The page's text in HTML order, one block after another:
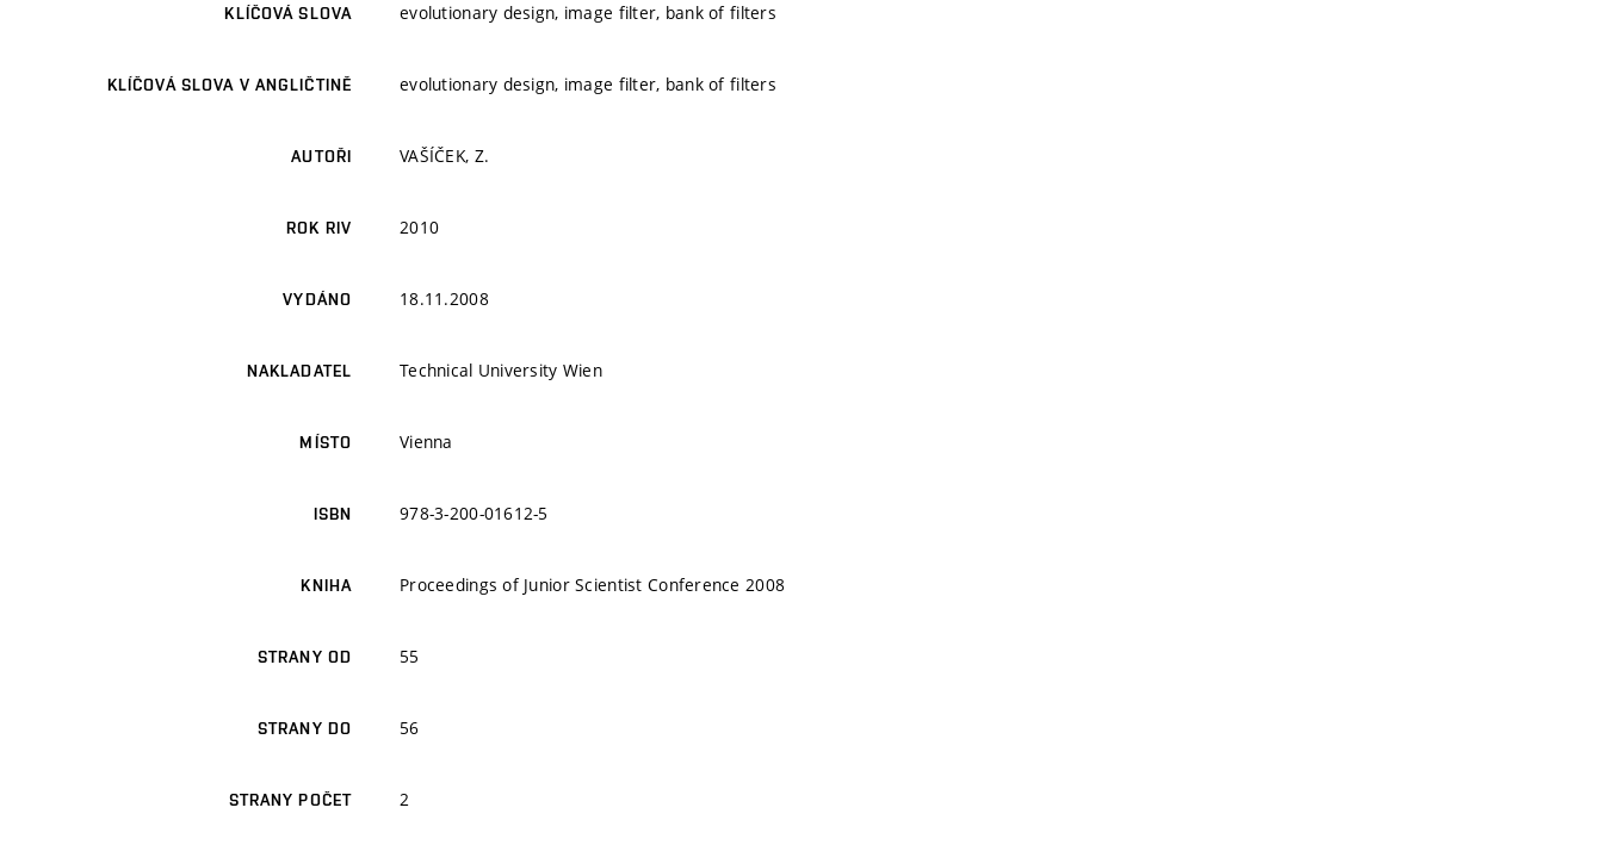
KLÍČOVÁ SLOVA evolutionary design, image filter, bank of filters
KLÍČOVÁ SLOVA V ANGLIČTINĚ evolutionary design, image filter, bank of filters
AUTOŘI VAŠÍČEK, Z.
ROK RIV 2010
VYDÁNO 18.11.2008
NAKLADATEL Technical University Wien
MÍSTO Vienna
ISBN 978-3-200-01612-5
KNIHA Proceedings of Junior Scientist Conference 2008
STRANY OD 55
STRANY DO 56
STRANY POČET 2